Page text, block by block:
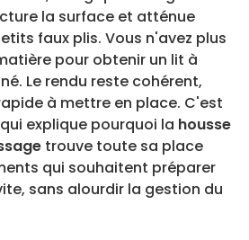
la surface et atténue
faux plis. Vous n'avez plus
pour obtenir un lit à
Le rendu reste cohérent,
à mettre en place. C'est
explique pourquoi la housse
trouve toute sa place
qui souhaitent préparer
sans alourdir la gestion du